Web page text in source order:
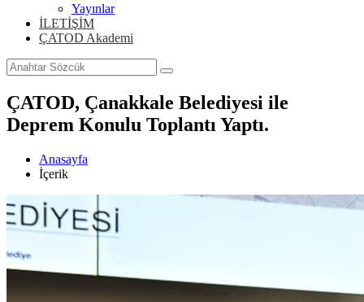
Yayınlar
İLETİŞİM
ÇATOD Akademi
ÇATOD, Çanakkale Belediyesi ile
Deprem Konulu Toplantı Yaptı.
Anasayfa
İçerik